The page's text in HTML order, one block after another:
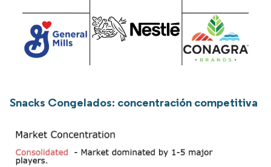
Snacks Congelados: concentración competitiva